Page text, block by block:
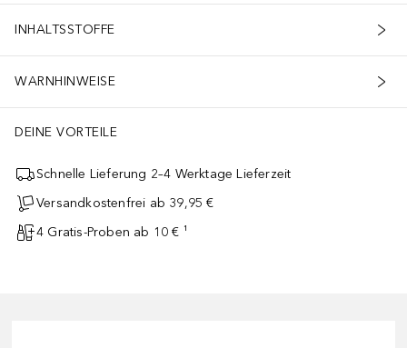
INHALTSSTOFFE
WARNHINWEISE
DEINE VORTEILE
Schnelle Lieferung 2–4 Werktage Lieferzeit
Versandkostenfrei ab 39,95 €
4 Gratis-Proben ab 10 € ¹